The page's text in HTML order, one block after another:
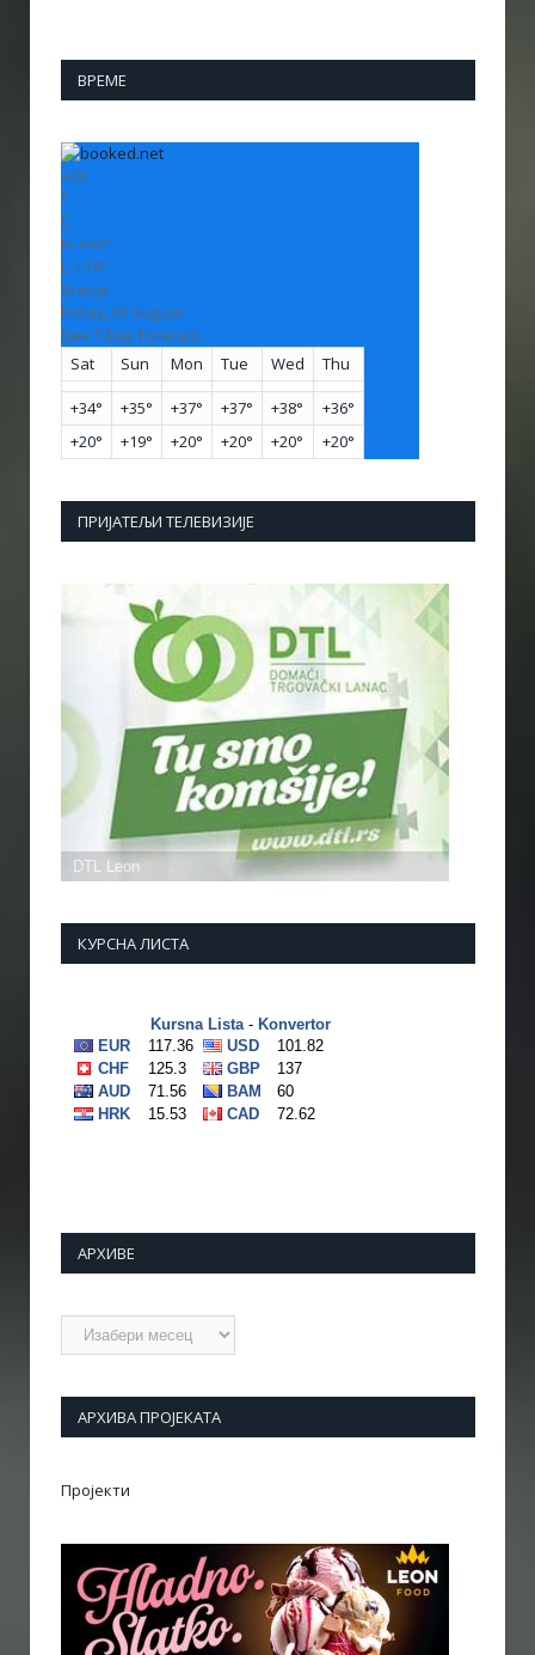
ВРЕМЕ
+33
°
C
H: +33°
L: +19°
Vranje
Friday, 07 August
See 7-Day Forecast
Sat
Sun Mon Tue Wed Thu
+34° +35° +37° +37° +38° +36°
+20° +19° +20° +20° +20° +20°
ПРИЈАТЕЉИ ТЕЛЕВИЗИЈЕ
КУРСНА ЛИСТА
АРХИВЕ
Архиве
АРХИВА ПРОЈЕКАТА
Пројекти